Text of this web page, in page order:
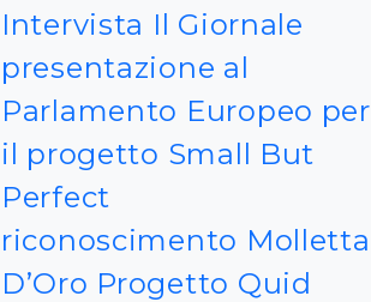
Intervista Il Giornale
presentazione al
Parlamento Europeo per
il progetto Small But
Perfect
riconoscimento Molletta
D’Oro Progetto Quid